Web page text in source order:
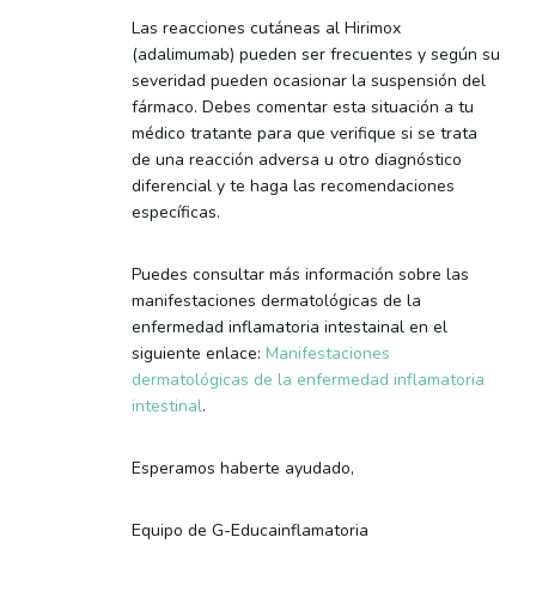
Las reacciones cutáneas al Hirimox
(adalimumab) pueden ser frecuentes y según su
severidad pueden ocasionar la suspensión del
fármaco. Debes comentar esta situación a tu
médico tratante para que verifique si se trata
de una reacción adversa u otro diagnóstico
diferencial y te haga las recomendaciones
específicas.
Puedes consultar más información sobre las
manifestaciones dermatológicas de la
enfermedad inflamatoria intestainal en el
siguiente enlace: Manifestaciones
dermatológicas de la enfermedad inflamatoria
intestinal.
Esperamos haberte ayudado,
Equipo de G-Educainflamatoria